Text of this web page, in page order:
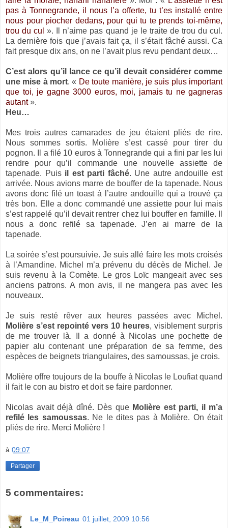
pas à Tonnegrande, il nous l’a offerte, tu t’es installé entre
nous pour piocher dedans, pour qui tu te prends toi-même,
trou du cul ». Il n’aime pas quand je le traite de trou du cul.
La dernière fois que j’avais fait ça, il s’était fâché aussi. Ca
fait presque dix ans, on ne l’avait plus revu pendant deux…
C’est alors qu’il lance ce qu’il devait considérer comme
une mise à mort. « De toute manière, je suis plus important
que toi, je gagne 3000 euros, moi, jamais tu ne gagneras
autant».
Heu…
Mes trois autres camarades de jeu étaient pliés de rire.
Nous sommes sortis. Molière s’est cassé pour tirer du
pognon. Il a filé 10 euros à Tonnegrande qui a fini par les lui
rendre pour qu’il commande une nouvelle assiette de
tapenade. Puis il est parti fâché. Une autre andouille est
arrivée. Nous avions marre de bouffer de la tapenade. Nous
avons donc filé un toast à l’autre andouille qui a trouvé ça
très bon. Elle a donc commandé une assiette pour lui mais
s’est rappelé qu’il devait rentrer chez lui bouffer en famille. Il
nous a donc refilé sa tapenade. J’en ai marre de la
tapenade.
La soirée s’est poursuivie. Je suis allé faire les mots croisés
à l’Amandine. Michel m’a prévenu du décès de Michel. Je
suis revenu à la Comète. Le gros Loïc mangeait avec ses
anciens patrons. A mon avis, il ne mangera pas avec les
nouveaux.
Je suis resté rêver aux heures passées avec Michel.
Molière s’est repointé vers 10 heures, visiblement surpris
de me trouver là. Il a donné à Nicolas une pochette de
papier alu contenant une préparation de sa femme, des
espèces de beignets triangulaires, des samoussas, je crois.
Molière offre toujours de la bouffe à Nicolas le Loufiat quand
il fait le con au bistro et doit se faire pardonner.
Nicolas avait déjà dîné. Dès que Molière est parti, il m’a
refilé les samoussas. Ne le dites pas à Molière. On était
pliés de rire. Merci Molière !
à 09:07
Partager
5 commentaires:
Le_M_Poireau 01 juillet, 2009 10:56